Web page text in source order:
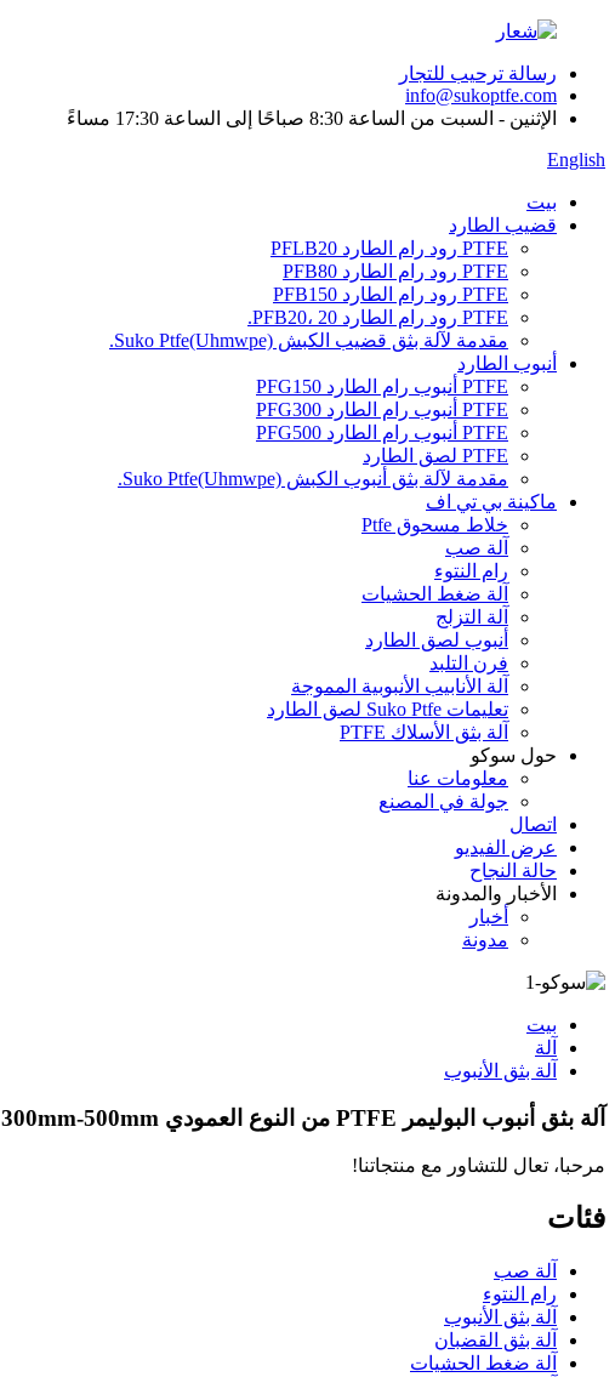
رسالة ترحيب للتجار
info@sukoptfe.com
الإثنين - السبت من الساعة 8:30 صباحًا إلى الساعة 17:30 مساءً
English
بيت
قضيب الطارد
PTFE رود رام الطارد PFLB20
PTFE رود رام الطارد PFB80
PTFE رود رام الطارد PFB150
PTFE رود رام الطارد PFB20، 20.
مقدمة لآلة بثق قضيب الكبش Suko Ptfe(Uhmwpe).
أنبوب الطارد
PTFE أنبوب رام الطارد PFG150
PTFE أنبوب رام الطارد PFG300
PTFE أنبوب رام الطارد PFG500
PTFE لصق الطارد
مقدمة لآلة بثق أنبوب الكبش Suko Ptfe(Uhmwpe).
ماكينة بي تي اف
خلاط مسحوق Ptfe
آلة صب
رام النتوء
آلة ضغط الحشيات
آلة التزلج
أنبوب لصق الطارد
فرن التلبد
آلة الأنابيب الأنبوبية المموجة
تعليمات Suko Ptfe لصق الطارد
آلة بثق الأسلاك PTFE
حول سوكو
معلومات عنا
جولة في المصنع
اتصال
عرض الفيديو
حالة النجاح
الأخبار والمدونة
أخبار
مدونة
بيت
آلة
آلة بثق الأنبوب
آلة بثق أنبوب البوليمر PTFE من النوع العمودي PFG500 Dia 300mm-500mm
مرحبا، تعال للتشاور مع منتجاتنا!
فئات
آلة صب
رام النتوء
آلة بثق الأنبوب
آلة بثق القضبان
آلة ضغط الحشيات